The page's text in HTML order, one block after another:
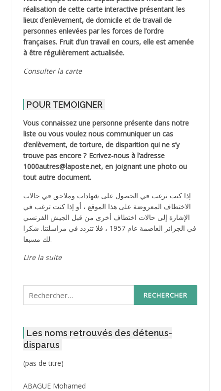
réalisation de cette carte interactive présentant les
lieux d’enlèvement, de domicile et de travail de
personnes enlevées par les forces de l’ordre
françaises. Fruit d’un travail en cours, elle est amenée
à être régulièrement actualisée.
Consulter la carte
POUR TEMOIGNER
Vous connaissez une personne présente dans notre
liste ou vous voulez nous communiquer un cas
d’enlèvement, de torture, de disparition qui ne s’y
trouve pas encore ? Ecrivez-nous à l’adresse
1000autres@laposte.net, en joignant une photo ou
tout autre document.
إذا كنت ترغب في الحصول على شهادات وملاحق في حالات
الاختطاف المعروضة على هذا الموقع ، أو إذا كنت ترغب في
الإشارة إلى حالات اختطاف أخرى من قبل الجيش الفرنسي
في الجزائر العاصمة عام 1957 ، فلا تتردد في مراسلتنا. شكرا
لك مسبقا.
Lire la suite
Rechercher :
Les noms retrouvés des détenus-
disparus
(pas de titre)Post
3416
ABAGUE Mohamed